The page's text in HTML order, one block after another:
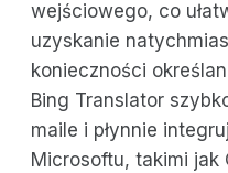
wejściowego, co
uzyskanie
konieczności
Bing Translator
maile i płynnie
Microsoftu, takimi